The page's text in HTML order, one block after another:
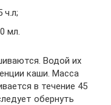
ч.л;
мл.
Водой их
каши. Масса
в течение 45
обернуть